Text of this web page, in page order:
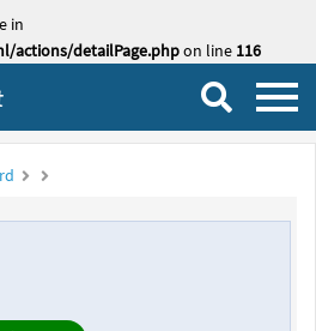
in
actions/detailPage.phpon line 116